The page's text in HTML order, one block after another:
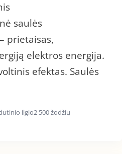
saulės
prietaisas,
elektros energija.
efektas. Saulės
ilgio2 500 žodžių